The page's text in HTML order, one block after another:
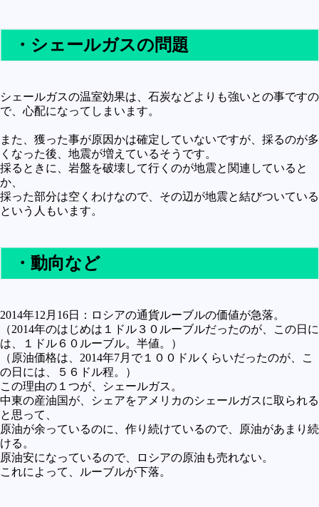
・シェールガスの問題
シェールガスの温室効果は、石炭などよりも強いとの事ですの
で、心配になってしまいます。
また、獲った事が原因かは確定していないですが、採るのが多
くなった後、地震が増えているそうです。
採るときに、岩盤を破壊して行くのが地震と関連していると
か、
採った部分は空くわけなので、その辺が地震と結びついている
という人もいます。
・動向など
2014年12月16日：ロシアの通貨ルーブルの価値が急落。
（2014年のはじめは１ドル３０ルーブルだったのが、この日に
は、１ドル６０ルーブル。半値。）
（原油価格は、2014年7月で１００ドルくらいだったのが、こ
の日には、５６ドル程。）
この理由の１つが、シェールガス。
中東の産油国が、シェアをアメリカのシェールガスに取られる
と思って、
原油が余っているのに、作り続けているので、原油があまり続
ける。
原油安になっているので、ロシアの原油も売れない。
これによって、ルーブルが下落。